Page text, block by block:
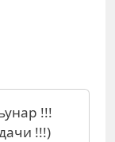
!!!
!!!)